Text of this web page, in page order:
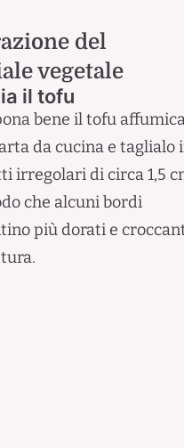
del
vegetale
il tofu
bene il tofu
da cucina e taglialo
irregolari di circa 1,5
che alcuni bordi
più dorati e